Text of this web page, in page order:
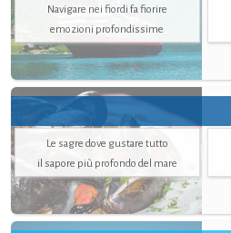
Navigare nei fiordi fa fiorire
emozioni profondissime
Le sagre dove gustare tutto
il sapore più profondo del mare